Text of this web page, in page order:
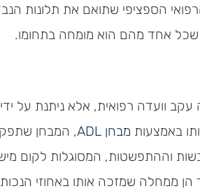
הספציפי שתואם את תלונות
שכל אחד מהם הוא מומחה בתחומו.
וועדה רפואית, אלא ניתנת על
באמצעות מבחן ADL
, המבחן
וההתפשטות, המסוגלות לקום
ממחלה שמזכה אותו באחוזי